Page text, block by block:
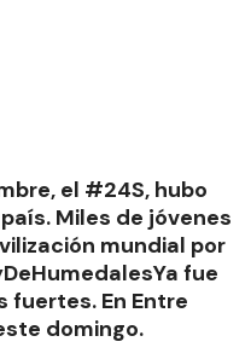
el #24S, hubo
Miles de jóvenes
mundial por
fue
fuertes. En Entre
domingo.